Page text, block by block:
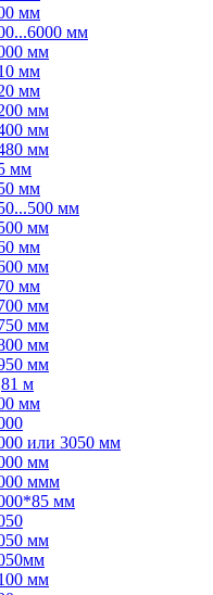
мм
мм
мм
мм
мм
мм
мм
мм
мм
мм
мм
мм
мм
мм
мм
мм
мм
мм
мм
м
мм
или 3050 мм
мм
ммм
мм
мм
мм